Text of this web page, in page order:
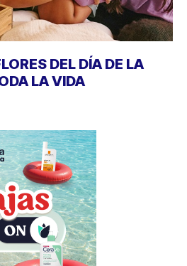
DEL DÍA DE LA
LA VIDA